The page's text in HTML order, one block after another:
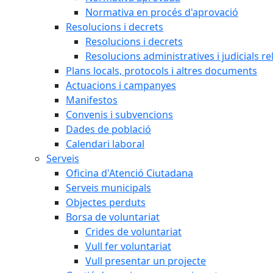
Normativa en procés d'aprovació
Resolucions i decrets
Resolucions i decrets
Resolucions administratives i judicials
Plans locals, protocols i altres documents
Actuacions i campanyes
Manifestos
Convenis i subvencions
Dades de població
Calendari laboral
Serveis
Oficina d'Atenció Ciutadana
Serveis municipals
Objectes perduts
Borsa de voluntariat
Crides de voluntariat
Vull fer voluntariat
Vull presentar un projecte